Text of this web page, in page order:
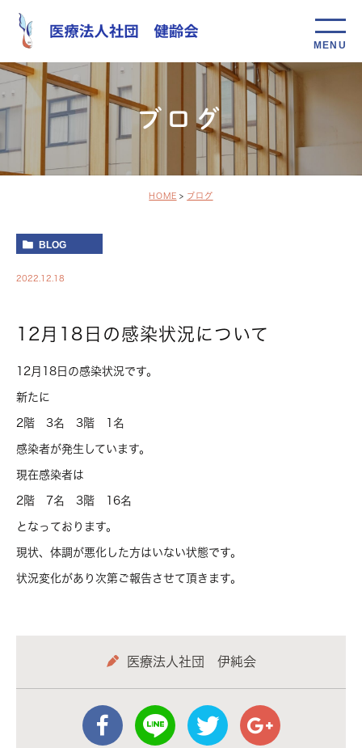
ブログ
HOME ブログ
BLOG
2022.12.18
12月18日の感染状況について
12月18日の感染状況です。
新たに
2階 3名 3階 1名
感染者が発生しています。
現在感染者は
2階 7名 3階 16名
となっております。
現状、体調が悪化した方はいない状態です。
状況変化があり次第ご報告させて頂きます。
医療法人社団 伊純会